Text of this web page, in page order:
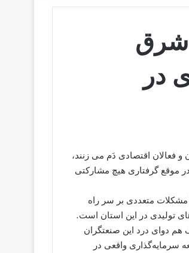
شرق
در
و فعالان اقتصادی دَم می زنند،
موقع گرفتاری هیچ مشارکتی
مشکلات متعددی بر سر راه
دوای درد این صنعتگران
سرمایه‌گذاری واقعی در